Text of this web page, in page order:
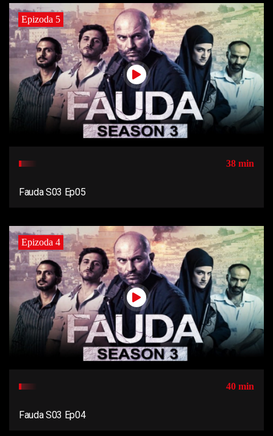
Epizoda 5
38 min
Fauda S03 Ep05
Epizoda 4
40 min
Fauda S03 Ep04